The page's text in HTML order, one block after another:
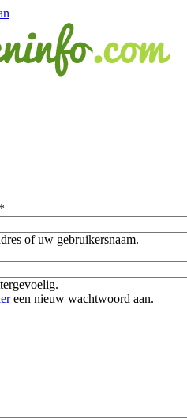
*
of uw gebruikersnaam.
een nieuw wachtwoord aan.